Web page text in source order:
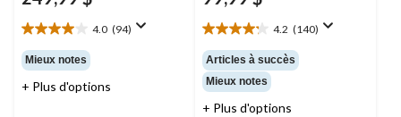
4.0 (94)
4.0
étoile(s)
sur
5.
Mieux notes
+ Plus d'options
4.2 (140)
4.2
étoile(s)
sur
5.
140
Articles à succès
Mieux notes
+ Plus d'options